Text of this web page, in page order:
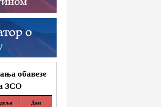
обавезе
ЗСО
Дан